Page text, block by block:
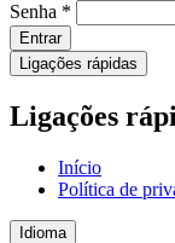
Senha *
Entrar
Ligações rápidas
Ligações
Início
Política de
Idioma